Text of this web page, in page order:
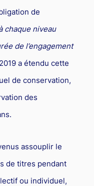
de
chaque niveau
de l’engagement
a étendu cette
de conservation,
des
assouplir le
de titres pendant
ou individuel,